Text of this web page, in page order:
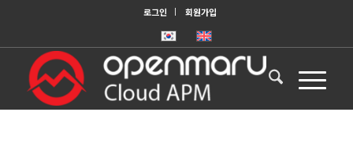
로그인 회원가입